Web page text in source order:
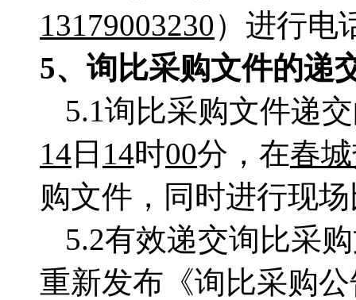
13179003230）进行电
5、询比采购文件的递
5.1询比采购文件递
14 日 14时00分，在春
购文件，同时进行现
5.2有效递交询比采
重新发布《询比采购